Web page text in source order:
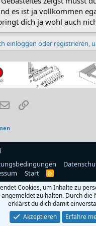
es ist ja vollkommen
dich ja wohl auch
einloggen oder registrieren,
E-Mail
Start
R
S
Cookies, um Inhalte zu
zu halten. Durch die
erklärst du dich damit
Akzeptieren
Erfahre